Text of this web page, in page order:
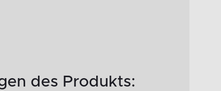
des Produkts: